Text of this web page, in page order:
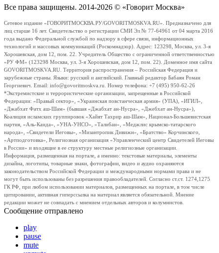
Все права защищены. 2014-2026 © «Говорит Москва»
Сетевое издание «ГОВОРИТМОСКВА.РУ/GOVORITMOSKVA.RU». Предназначено для
лиц старше 16 лет. Свидетельство о регистрации СМИ Эл № 77-64961 от 04 марта 2016
года выдано Федеральной службой по надзору в сфере связи, информационных
технологий и массовых коммуникаций (Роскомнадзор). Адрес: 123298, Москва, ул. 3-я
Хорошевская, дом 12, пом. 22. Учредитель Общество с ограниченной ответственностью
«РУ ФМ» (123298 Москва, ул. 3-я Хорошевская, дом 12, пом. 22). Доменное имя сайта
GOVORITMOSKVA.RU. Территория распространения – Российская Федерация и
зарубежные страны. Языки: русский и английский. Главный редактор Бабаян Роман
Георгиевич. Email: info@govoritmoskva.ru. Номер телефона: +7 (495) 950-62-26
*Экстремистские и террористические организации, запрещенные в Российской
Федерации: «Правый сектор», «Украинская повстанческая армия» (УПА), «ИГИЛ»,
«Джабхат Фатх аш-Шам» (бывшая «Джабхат ан-Нусра», «Джебхат ан-Нусра»),
Коалиция исламских группировок «Хайят Тахрир аш-Шам», Национал-Большевистская
партия, «Аль-Каида», «УНА-УНСО», «Талибан», «Меджлис крымско-татарского
народа», «Свидетели Иеговы», «Мизантропик Дивижн», «Братство» Корчинского,
«Артподготовка», Религиозная организация «Управленческий центр Свидетелей Иеговы
в России» и входящие в ее структуру местные религиозные организации.
Информация, размещенная на портале, а именно: текстовые материалы, элементы
дизайна, логотипы, товарные знаки, фотографии, видео и аудио охраняются
законодательством Российской Федерации и международными нормами права и не
могут быть использованы без разрешения правообладателей. Согласно ст.ст. 1274,1275
ГК РФ, при любом использовании материалов, размещенных на портале, в том числе
цитировании, активная гиперссылка на материал является обязательной. Мнение
редакции может не совпадать с мнением отдельных авторов и колумнистов.
Сообщение отправлено
play
pause
mute